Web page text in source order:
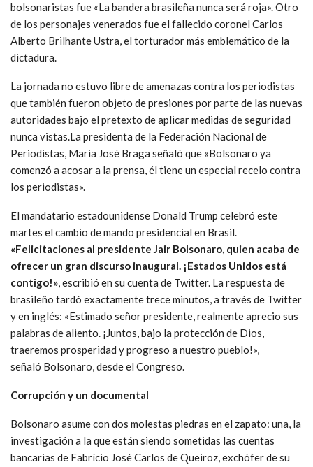
bolsonaristas fue «La bandera brasileña nunca será roja». Otro
de los personajes venerados fue el fallecido coronel Carlos
Alberto Brilhante Ustra, el torturador más emblemático de la
dictadura.
La jornada no estuvo libre de amenazas contra los periodistas
que también fueron objeto de presiones por parte de las nuevas
autoridades bajo el pretexto de aplicar medidas de seguridad
nunca vistas.La presidenta de la Federación Nacional de
Periodistas, Maria José Braga señaló que «Bolsonaro ya
comenzó a acosar a la prensa, él tiene un especial recelo contra
los periodistas».
El mandatario estadounidense Donald Trump celebró este
martes el cambio de mando presidencial en Brasil.
«Felicitaciones al presidente Jair Bolsonaro, quien acaba de
ofrecer un gran discurso inaugural. ¡Estados Unidos está
contigo!», escribió en su cuenta de Twitter. La respuesta de
brasileño tardó exactamente trece minutos, a través de Twitter
y en inglés: «Estimado señor presidente, realmente aprecio sus
palabras de aliento. ¡Juntos, bajo la protección de Dios,
traeremos prosperidad y progreso a nuestro pueblo!»,
señaló Bolsonaro, desde el Congreso.
Corrupción y un documental
Bolsonaro asume con dos molestas piedras en el zapato: una, la
investigación a la que están siendo sometidas las cuentas
bancarias de Fabrício José Carlos de Queiroz, exchófer de su